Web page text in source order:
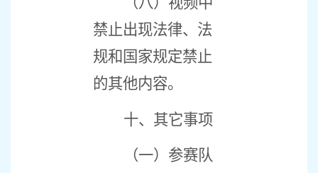
禁止出现法律、法
规和国家规定禁止
的其他内容。
十、其它事项
（一）参赛队